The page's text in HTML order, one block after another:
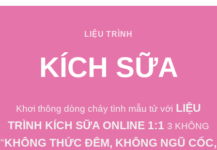
LIỆU TRÌNH
KÍCH SỮA
Khơi thông dòng chảy tình mẫu tử với LIỆU
TRÌNH KÍCH SỮA ONLINE 1:1 3 KHÔNG
“KHÔNG THỨC ĐÊM, KHÔNG NGŨ CỐC,